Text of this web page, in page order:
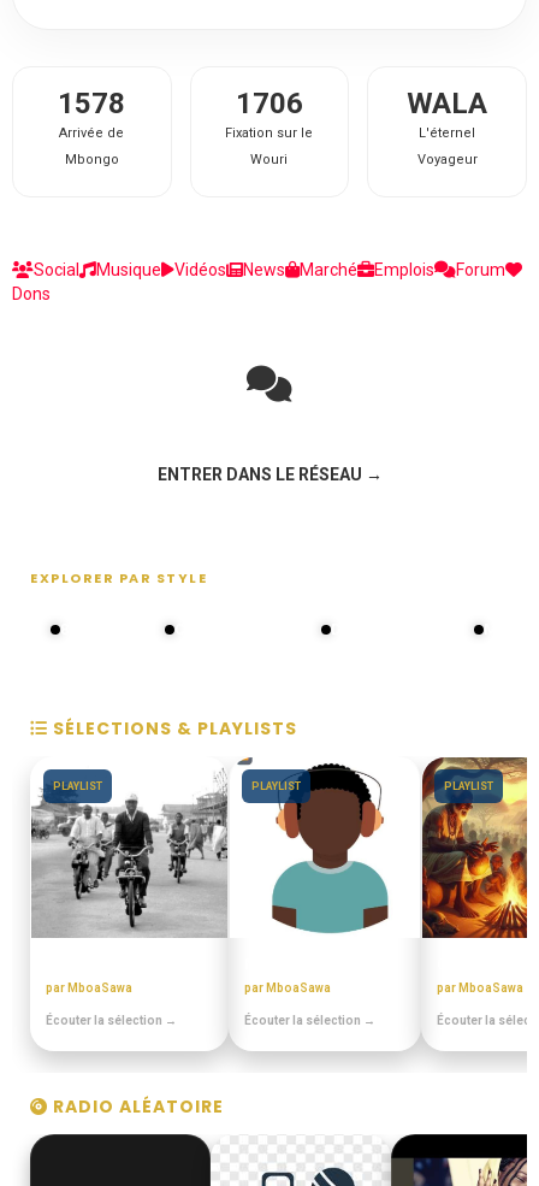
1578
Arrivée de
Mbongo
1706
Fixation sur le
Wouri
WALA
L'éternel
Voyageur
Social Musique Vidéos News Marché Emplois
Forum
Dons
ENTRER DANS LE RÉSEAU →
EXPLORER PAR STYLE
SÉLECTIONS & PLAYLISTS
PLAYLIST
par MboaSawa
Écouter la sélection →
PLAYLIST
par MboaSawa
Écouter la sélection →
PLAYLIST
par MboaSawa
Écouter la
RADIO ALÉATOIRE